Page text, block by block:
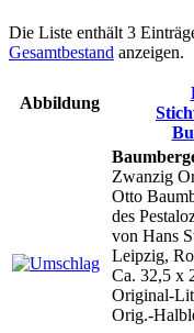
Die Liste enthält 3
Gesamtbestand anzeigen.
Abbildung
Zwanzig
Otto
des
von Hans
Leipzig,
Ca. 32,5 x
Original-
Orig.-